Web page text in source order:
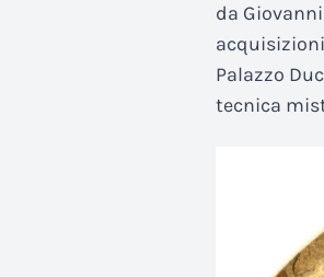
da
Palazzo
tecnica